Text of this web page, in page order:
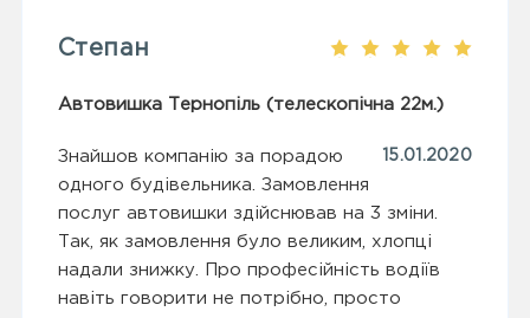
Степан
Автовишка Тернопіль (телескопічна 22м.)
15.01.2020
Знайшов компанію за порадою
одного будівельника. Замовлення
послуг автовишки здійснював на 3 зміни.
Так, як замовлення було великим, хлопці
надали знижку. Про професійність водіїв
навіть говорити не потрібно, просто